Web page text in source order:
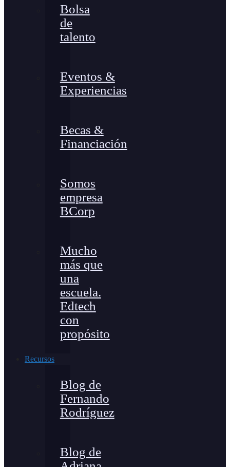
Bolsa
de
talento
Eventos &
Experiencias
Becas &
Financiación
Somos
empresa
BCorp
Mucho
más que
una
escuela.
Edtech
con
propósito
Recursos
Blog de
Fernando
Rodríguez
Blog de